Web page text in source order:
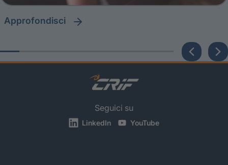
approfondisci
Seguici su
LinkedIn YouTube